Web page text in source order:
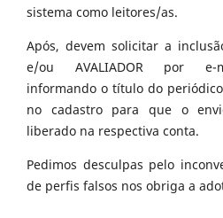
sistema como leitores/as.
Após, devem solicitar a
e/ou AVALIADOR por e-
informando o título do
no cadastro para que o
liberado na respectiva conta.
Pedimos desculpas pelo
de perfis falsos nos obriga a